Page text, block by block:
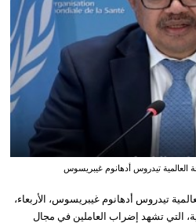
العالمية تيدروس أدهانوم غيبريسوس
تيدروس أدهانوم غيبريسوس، الأربعاء،
التي تشهد إضراب العاملين في مجال